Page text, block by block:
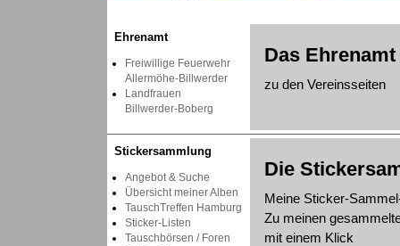
Ehrenamt
Freiwillige Feuerwehr
Allermöhe-Billwerder
Landfrauen
Billwerder-Boberg
Das Ehrenamt
zu den Vereinsseiten
Stickersammlung
Angebot & Suche
Übersicht meiner Alben
TauschTreffen Hamburg
Sticker-Listen
Tauschbörsen / Foren
Die
Meine Sticker-
Zu meinen
mit einem Klick